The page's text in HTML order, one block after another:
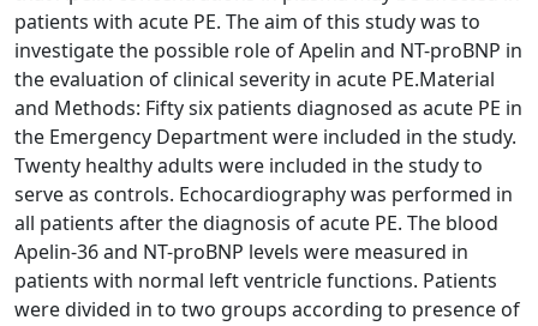
patients with acute PE. The aim of this study was to
investigate the possible role of Apelin and NT-proBNP in
the evaluation of clinical severity in acute PE.Material
and Methods: Fifty six patients diagnosed as acute PE in
the Emergency Department were included in the study.
Twenty healthy adults were included in the study to
serve as controls. Echocardiography was performed in
all patients after the diagnosis of acute PE. The blood
Apelin-36 and NT-proBNP levels were measured in
patients with normal left ventricle functions. Patients
were divided in to two groups according to presence of